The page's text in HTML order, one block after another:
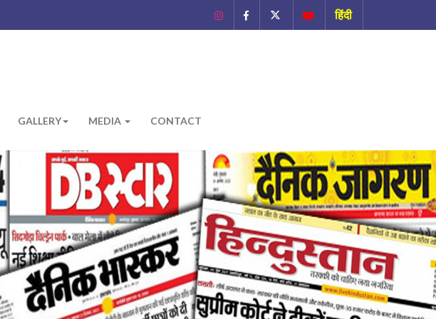
हिंदी
GALLERY MEDIA CONTACT